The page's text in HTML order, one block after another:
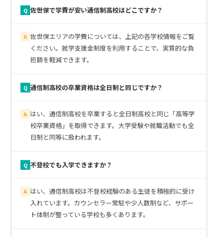
Q 佐世保で学費が安い通信制高校はどこですか？
A 佐世保エリアの学費については、上記の各学校情報をご覧
ください。就学支援金制度を利用することで、実質的な負
担額を軽減できます。
Q 通信制高校の卒業資格は全日制と同じですか？
A はい、通信制高校を卒業すると全日制高校と同じ「高等学
校卒業資格」を取得できます。大学受験や就職活動でも全
日制と同等に扱われます。
Q 不登校でも入学できますか？
A はい、通信制高校は不登校経験のある生徒を積極的に受け
入れています。カウンセラー常駐や少人数制など、サポー
ト体制が整っている学校も多くあります。